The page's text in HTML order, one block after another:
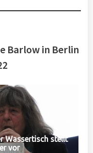
Barlow in Berlin
Wassertisch stellt
vor